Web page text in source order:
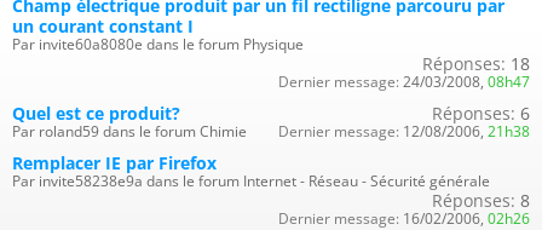
Champ électrique produit par un fil rectiligne parcouru par
un courant constant I
Par invite60a8080e dans le forum Physique
Réponses: 18
Dernier message: 24/03/2008, 08h47
Quel est ce produit?
Par roland59 dans le forum Chimie
Réponses: 6
Dernier message: 12/08/2006, 21h38
Remplacer IE par Firefox
Par invite58238e9a dans le forum Internet - Réseau - Sécurité générale
Réponses: 8
Dernier message: 16/02/2006, 02h26